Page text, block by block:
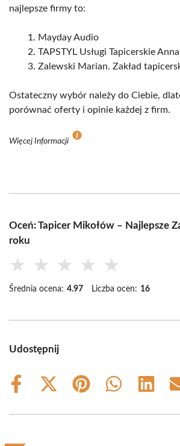
najlepsze firmy to:
Mayday Audio
TAPSTYL Usługi Tapicerskie
Zalewski Marian. Zakład
Ostateczny wybór należy do Ciebie,
porównać oferty i opinie każdej z firm.
Więcej Informacji
Oceń: Tapicer Mikołów – Najlepsze
roku
★ ★ ★ ★ ★
Średnia ocena: 4.97 Liczba ocen: 16
Udostępnij
Share
Share
(Twitter)
Share
Share
Share